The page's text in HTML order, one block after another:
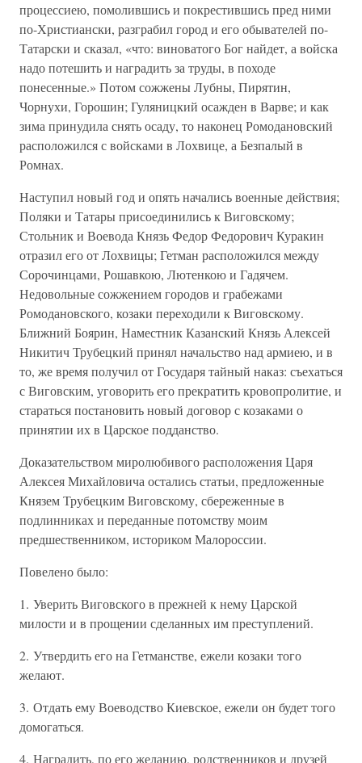
процессиею, помолившись и покрестившись пред ними
по-Христиански, разграбил город и его обывателей по-
Татарски и сказал, «что: виноватого Бог найдет, а войска
надо потешить и наградить за труды, в походе
понесенные.» Потом сожжены Лубны, Пирятин,
Чорнухи, Горошин; Гуляницкий осажден в Варве; и как
зима принудила снять осаду, то наконец Ромодановский
расположился с войсками в Лохвице, а Безпалый в
Ромнах.
Наступил новый год и опять начались военные действия;
Поляки и Татары присоединились к Виговскому;
Стольник и Воевода Князь Федор Федорович Куракин
отразил его от Лохвицы; Гетман расположился между
Сорочинцами, Рошавкою, Лютенкою и Гадячем.
Недовольные сожжением городов и грабежами
Ромодановского, козаки переходили к Виговскому.
Ближний Боярин, Наместник Казанский Князь Алексей
Никитич Трубецкий принял начальство над армиею, и в
то, же время получил от Государя тайный наказ: съехаться
с Виговским, уговорить его прекратить кровопролитие, и
стараться постановить новый договор с козаками о
принятии их в Царское подданство.
Доказательством миролюбивого расположения Царя
Алексея Михайловича остались статьи, предложенные
Князем Трубецким Виговскому, сбереженные в
подлинниках и переданные потомству моим
предшественником, историком Малороссии.
Повелено было:
1. Уверить Виговского в прежней к нему Царской
милости и в прощении сделанных им преступлений.
2. Утвердить его на Гетманстве, ежели козаки того
желают.
3. Отдать ему Воеводство Киевское, ежели он будет того
домогаться.
4. Наградить, по его желанию, родственников и друзей